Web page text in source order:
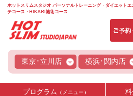
ホットスリムスタジオ パーソナルトレーニング・ダイエット
テコース・HIKARI施術コース
東京･立川店 横浜･関内店
プログラム （メニュー）